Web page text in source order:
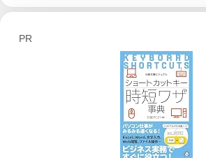
PR